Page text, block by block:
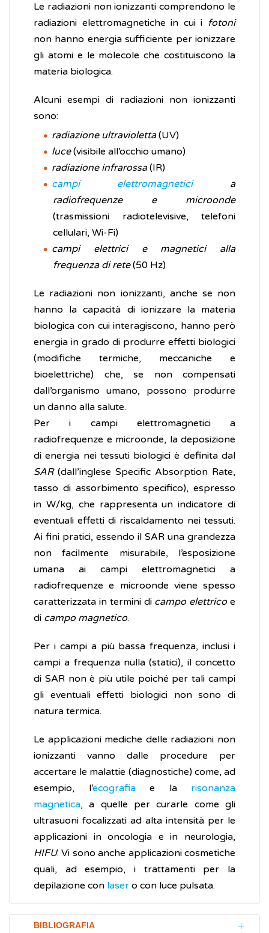
Le radiazioni non ionizzanti comprendono le
radiazioni elettromagnetiche in cui i fotoni
non hanno energia sufficiente per ionizzare
gli atomi e le molecole che costituiscono la
materia biologica.
Alcuni esempi di radiazioni non ionizzanti
sono:
radiazione ultravioletta(UV)
luce(visibile all’occhio umano)
radiazione infrarossa(IR)
campi elettromagneticia
radiofrequenze e microonde
(trasmissioni radiotelevisive, telefoni
cellulari, Wi-Fi)
campi elettrici e magnetici alla
frequenza di rete(50 Hz)
Le radiazioni non ionizzanti, anche se non
hanno la capacità di ionizzare la materia
biologica con cui interagiscono, hanno però
energia in grado di produrre effetti biologici
(modifiche termiche, meccaniche e
bioelettriche) che, se non compensati
dall’organismo umano, possono produrre
un danno alla salute.
Per i campi elettromagnetici a
radiofrequenze e microonde, la deposizione
di energia nei tessuti biologici è definita dal
SAR(dall’inglese Specific Absorption Rate,
tasso di assorbimento specifico), espresso
in W/kg, che rappresenta un indicatore di
eventuali effetti di riscaldamento nei tessuti.
Ai fini pratici, essendo il SAR una grandezza
non facilmente misurabile, l’esposizione
umana ai campi elettromagnetici a
radiofrequenze e microonde viene spesso
caratterizzata in termini di campo elettricoe
di campo magnetico.
Per i campi a più bassa frequenza, inclusi i
campi a frequenza nulla (statici), il concetto
di SAR non è più utile poiché per tali campi
gli eventuali effetti biologici non sono di
natura termica.
Le applicazioni mediche delle radiazioni non
ionizzanti vanno dalle procedure per
accertare le malattie (diagnostiche) come, ad
esempio, l’ecografiae la risonanza
magnetica, a quelle per curarle come gli
ultrasuoni focalizzati ad alta intensità per le
applicazioni in oncologia e in neurologia,
HIFU. Vi sono anche applicazioni cosmetiche
quali, ad esempio, i trattamenti per la
depilazione con laser o con luce pulsata.
BIBLIOGRAFIA